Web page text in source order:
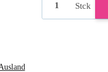
Stck